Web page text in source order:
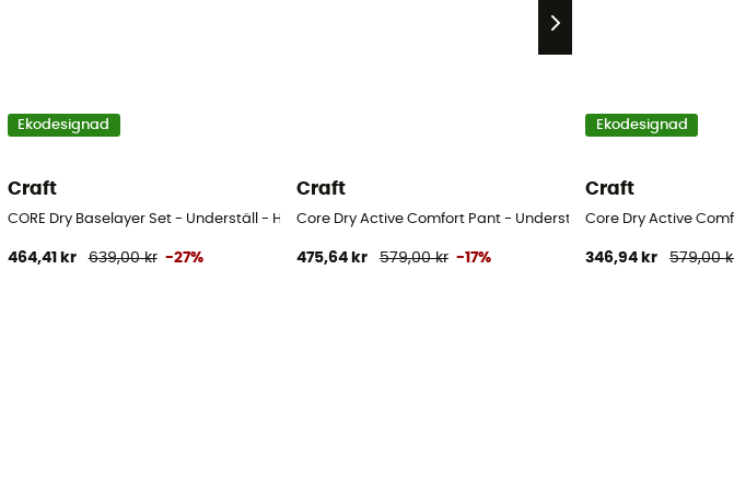
Ekodesignad
Craft
CORE Dry Baselayer Set - Underställ - Herr
464,41 kr 639,00 kr -27%
Craft
Core Dry Active Comfort Pant - Underställ - Herr
475,64 kr 579,00 kr -17%
Ekodesignad
Craft
Core Dry Active
346,94 kr 579,00